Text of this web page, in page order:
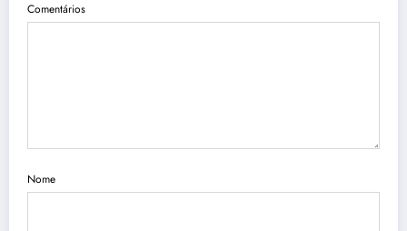
Comentários
Nome